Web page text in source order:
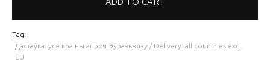
Tag:
Дастаўка: усе краіны апроч Эўразьвязу / Delivery: all countries excl.
EU